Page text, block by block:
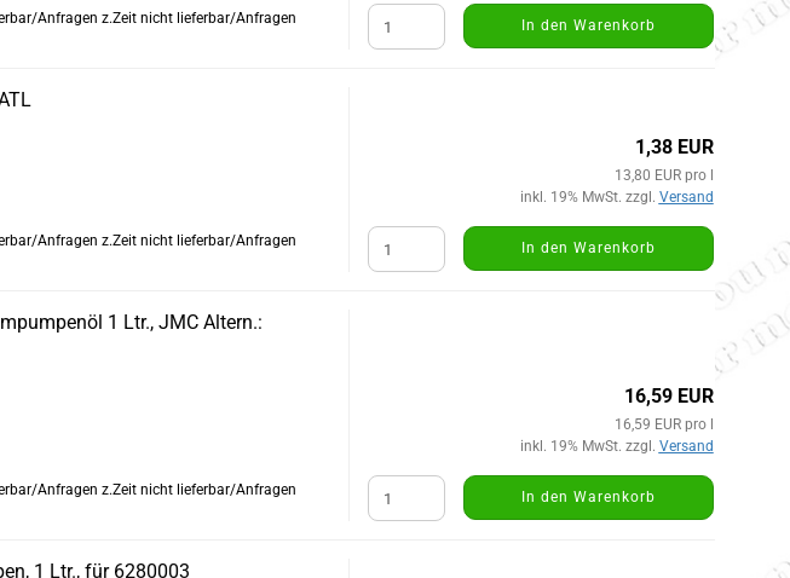
z.Zeit nicht lieferbar/Anfragen
In den Warenkorb
z.Zeit nicht lieferbar/Anfragen
1,38 EUR
13,80 EUR pro l
inkl. 19% MwSt. zzgl. Versand
In den Warenkorb
1 Ltr., JMC Altern.:
z.Zeit nicht lieferbar/Anfragen
16,59 EUR
16,59 EUR pro l
inkl. 19% MwSt. zzgl. Versand
In den Warenkorb
1 Ltr., für 6280003